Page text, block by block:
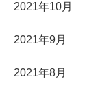
2021年10月
2021年9月
2021年8月